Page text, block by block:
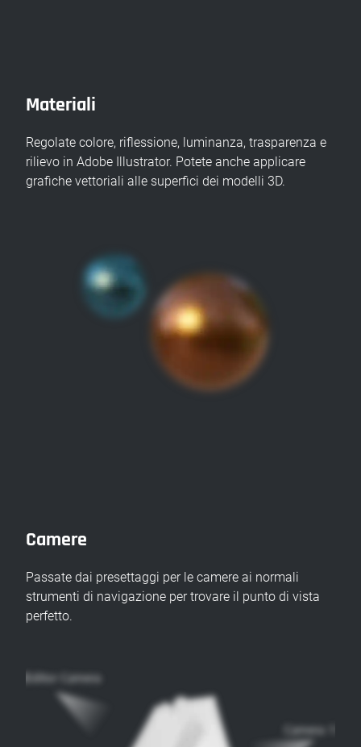
Materiali
Regolate colore, riflessione, luminanza, trasparenza e
rilievo in Adobe Illustrator. Potete anche applicare
grafiche vettoriali alle superfici dei modelli 3D.
Camere
Passate dai presettaggi per le camere ai normali
strumenti di navigazione per trovare il punto di vista
perfetto.